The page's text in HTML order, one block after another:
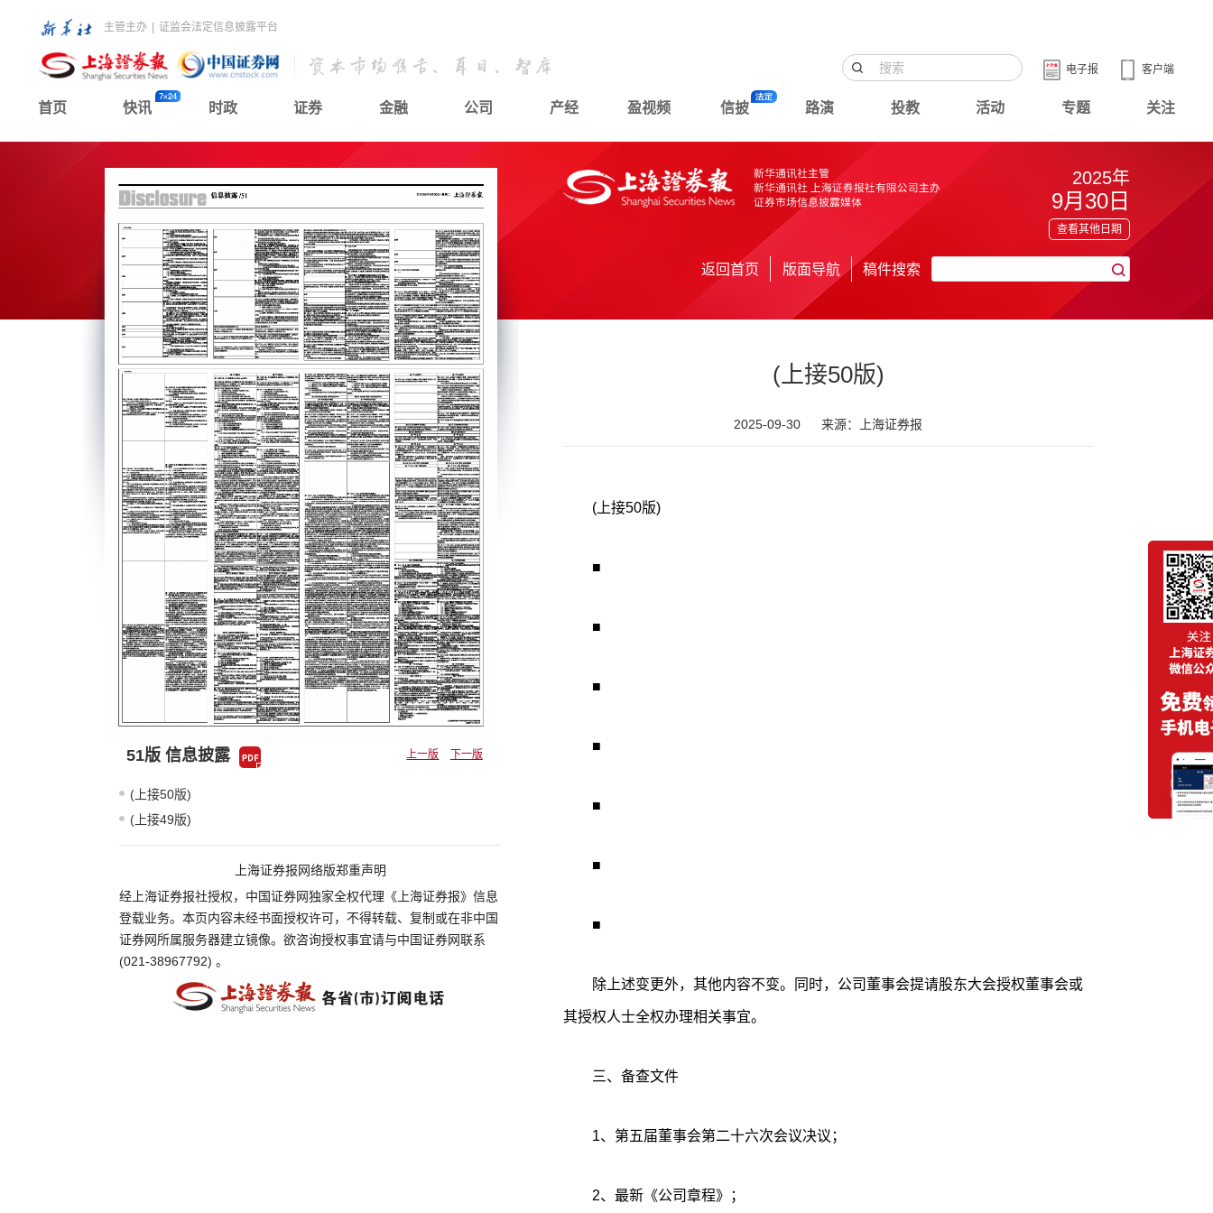
主管主办 证监会法定信息披露平台
客户端
电子报
首页 快讯 时政 证券 金融 公司 产经 盈视频 信披 路演 投教 活动 专题 关注
51版 信息披露 上一版 下一版
(上接50版)
(上接49版)
上海证券报网络版郑重声明
经上海证券报社授权，中国证券网独家全权代理《上海证券报》信息
登载业务。本页内容未经书面授权许可，不得转载、复制或在非中国
证券网所属服务器建立镜像。欲咨询授权事宜请与中国证券网联系
(021-38967792) 。
2025年
9月30日
查看其他日期
返回首页 版面导航 稿件搜索
(上接50版)
2025-09-30 来源：上海证券报
(上接50版)
■
■
■
■
■
■
■
除上述变更外，其他内容不变。同时，公司董事会提请股东大会授权董事会或
其授权人士全权办理相关事宜。
三、备查文件
1、第五届董事会第二十六次会议决议；
2、最新《公司章程》；